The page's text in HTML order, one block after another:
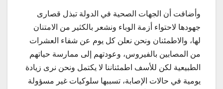
وأضافت أن الجهات الصحية في الدولة تبذل قصارى
جهودها لاحتواء أزمة الوباء ونشعر بالكثير من الامتنان
لها، والاطمئنان ونحن نعلن كل يوم عن شفاء العشرات
من المصابين بالفيروس، وعودتهم إلى ممارسة حياتهم
الطبيعية لكن للأسف اطمئناننا لا يكتمل ونحن نرى زيادة
يومية في حالات الإصابة، تسببها سلوكيات غير مسؤولة